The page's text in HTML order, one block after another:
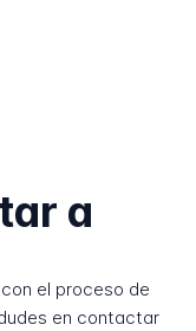
a
el proceso de
en contactar